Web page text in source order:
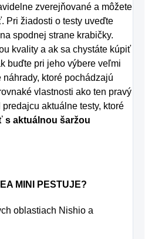
zverejňované a môžete
Pri žiadosti o testy uveďte
spodnej strane krabičky.
kvality a ak sa chystáte kúpiť
buďte pri jeho výbere veľmi
ktoré pochádzajú
vlastnosti ako ten pravý
aktuálne testy, ktoré
s aktuálnou šaržou
MINI PESTUJE?
oblastiach Nishio a